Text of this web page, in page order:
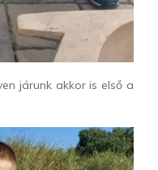
járunk akkor is első a